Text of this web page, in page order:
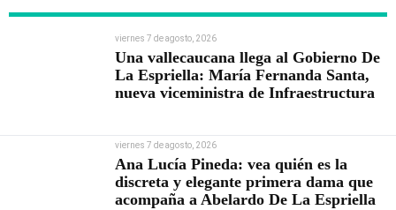
viernes 7 de agosto, 2026
Una vallecaucana llega al Gobierno De
La Espriella: María Fernanda Santa,
nueva viceministra de Infraestructura
viernes 7 de agosto, 2026
Ana Lucía Pineda: vea quién es la
discreta y elegante primera dama que
acompaña a Abelardo De La Espriella